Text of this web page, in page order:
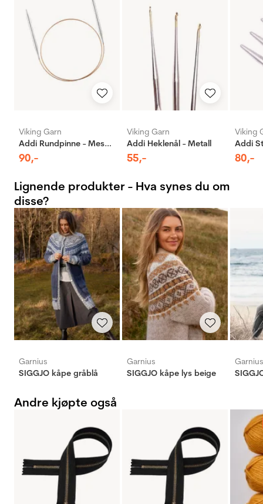
Viking Garn
Addi Rundpinne - Messing
90,-
Viking Garn
Addi Heklenål - Metall
55,-
Viking
80,-
Lignende produkter - Hva synes du om
disse?
Garnius
SIGGJO kåpe gråblå
Garnius
SIGGJO kåpe lys beige
Garnius
Andre kjøpte også